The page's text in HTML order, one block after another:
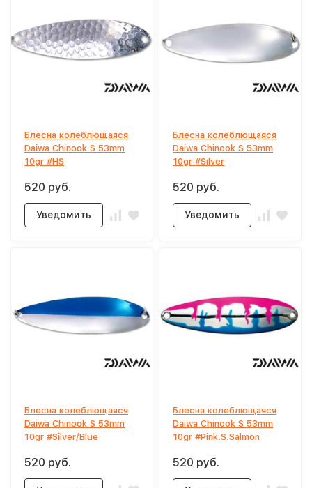
Блесна колеблющаяся
Daiwa Chinook S 53mm
10gr #HS
520 руб.
Уведомить
Блесна колеблющаяся
Daiwa Chinook S 53mm
10gr #Silver
520 руб.
Уведомить
Блесна колеблющаяся
Daiwa Chinook S 53mm
10gr #Silver/Blue
520 руб.
Блесна колеблющаяся
Daiwa Chinook S 53mm
10gr #Pink.S.Salmon
520 руб.